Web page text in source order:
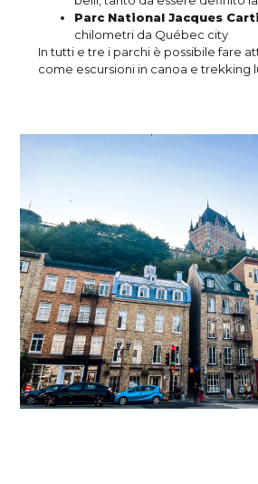
Parc National Jacques
chilometri da Québec city
In tutti e tre i parchi è possibile fare
come escursioni in canoa e trekking